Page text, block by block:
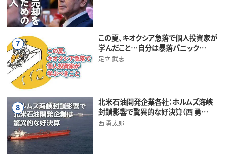
7
この夏、キオクシア急落で個人投資家が
学んだこと…自分は暴落パニック…
足立 武志
8
北米石油開発企業各社：ホルムズ海峡
封鎖影響で驚異的な好決算（西 勇…
西 勇太郎